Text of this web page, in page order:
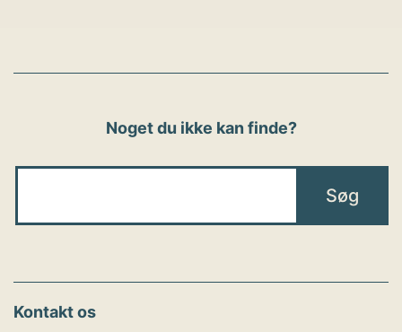
Noget du ikke kan finde?
Kontakt os